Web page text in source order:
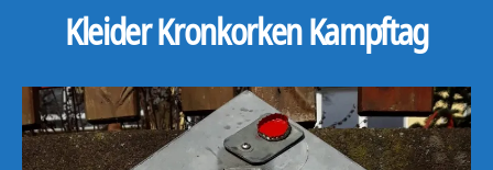
Kleider Kronkorken Kampftag